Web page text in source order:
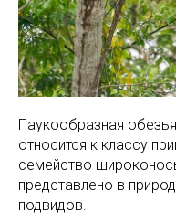
Паукообразная
относится к классу
семейство
представлено в
подвидов.